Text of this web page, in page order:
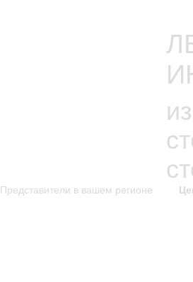
Представители в вашем регионе